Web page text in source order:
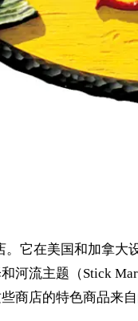
。它在美国和加拿
流主题（Stick
商店的特色商品来